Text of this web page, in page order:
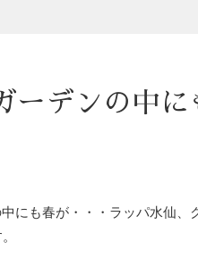
デンの中に
も春が・・・ラッパ水仙、